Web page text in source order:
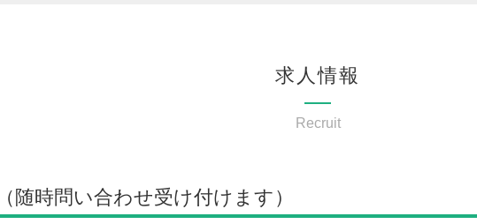
求人情報
Recruit
随時問い合わせ受け付けます）